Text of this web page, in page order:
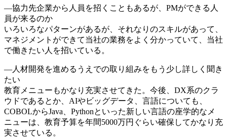
―協力先企業から人員を招くこともあるが、PMができる人
員が来るのか
いろいろなパターンがあるが、それなりのスキルがあって、
マネジメントができて当社の業務をよく分かっていて、当社
で働きたい人を招いている。
―人材開発を進めるうえでの取り組みをもう少し詳しく聞き
たい
教育メニューもかなり充実させてきた。今後、DX系のクラ
ウドであるとか、AIやビッグデータ、言語についても、
COBOLからJava、Pythonといった新しい言語の座学的なメ
ニューは、教育予算を年間5000万円ぐらい確保してかなり充
実させている。